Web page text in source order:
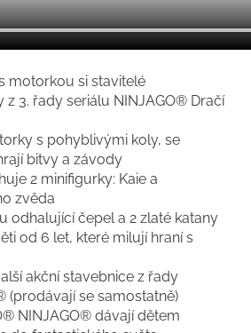
motorkou si stavitelé
3. řady seriálu NINJAGO® Dračí
s pohyblivými koly, se
bitvy a závody
2 minifigurky: Kaie a
zvěda
odhalující čepel a 2 zlaté katany
od 6 let, které milují hraní s
akční stavebnice z řady
(prodávají se samostatně)
NINJAGO® dávají dětem